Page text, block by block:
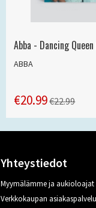
Abba - Dancing
ABBA
€20.99€22.99
Yhteystiedot
Myymälämme ja aukioloajat
Verkkokaupan asiakaspalvelu